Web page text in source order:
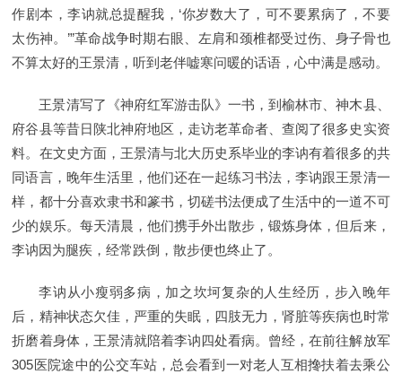
作剧本，李讷就总提醒我，‘你岁数大了，可不要累病了，不要
太伤神。’”革命战争时期右眼、左肩和颈椎都受过伤、身子骨也
不算太好的王景清，听到老伴嘘寒问暖的话语，心中满是感动。
王景清写了《神府红军游击队》一书，到榆林市、神木县、
府谷县等昔日陕北神府地区，走访老革命者、查阅了很多史实资
料。在文史方面，王景清与北大历史系毕业的李讷有着很多的共
同语言，晚年生活里，他们还在一起练习书法，李讷跟王景清一
样，都十分喜欢隶书和篆书，切磋书法便成了生活中的一道不可
少的娱乐。每天清晨，他们携手外出散步，锻炼身体，但后来，
李讷因为腿疾，经常跌倒，散步便也终止了。
李讷从小瘦弱多病，加之坎坷复杂的人生经历，步入晚年
后，精神状态欠佳，严重的失眠，四肢无力，肾脏等疾病也时常
折磨着身体，王景清就陪着李讷四处看病。曾经，在前往解放军
305医院途中的公交车站，总会看到一对老人互相搀扶着去乘公